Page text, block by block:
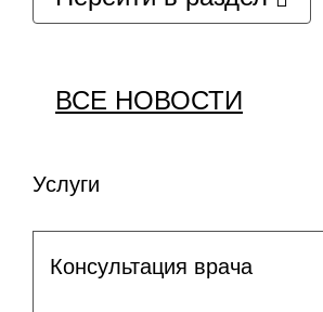
ВСЕ НОВОСТИ
Услуги
Консультация врача